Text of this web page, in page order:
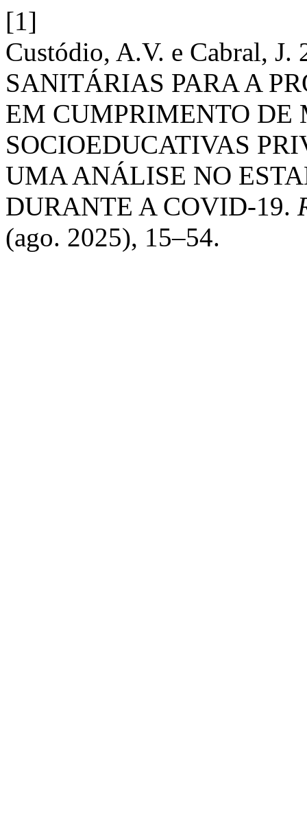
[1]
Custódio, A.V. e Cabral,
SANITÁRIAS PARA A
EM CUMPRIMENTO DE
SOCIOEDUCATIVAS
UMA ANÁLISE NO
DURANTE A COVID-19.
(ago. 2025), 15–54.